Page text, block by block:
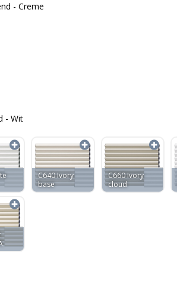
- Creme
- Wit
C640 Ivory
base
C660 Ivory
cloud